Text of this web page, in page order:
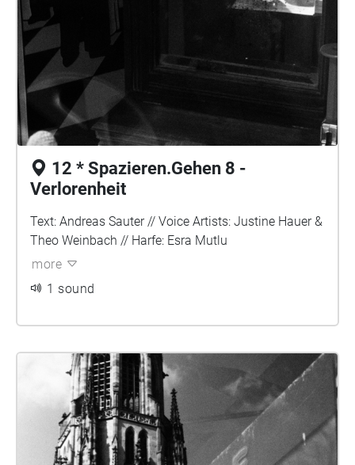
12 * Spazieren.Gehen 8 -
Verlorenheit
Text: Andreas Sauter // Voice Artists: Justine Hauer &
Theo Weinbach // Harfe: Esra Mutlu
more
1 sound